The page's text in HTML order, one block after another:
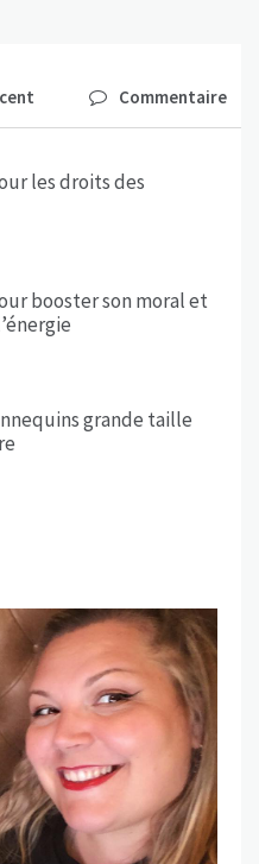
Commentaire
les droits des
booster son moral et
grande taille